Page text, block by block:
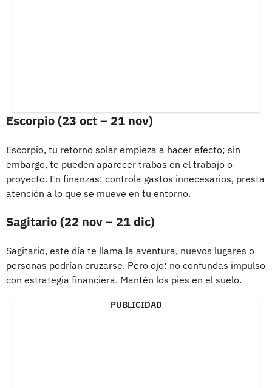
Escorpio (23 oct – 21 nov)
Escorpio, tu retorno solar empieza a hacer efecto; sin
embargo, te pueden aparecer trabas en el trabajo o
proyecto. En finanzas: controla gastos innecesarios, presta
atención a lo que se mueve en tu entorno.
Sagitario (22 nov – 21 dic)
Sagitario, este día te llama la aventura, nuevos lugares o
personas podrían cruzarse. Pero ojo: no confundas impulso
con estrategia financiera. Mantén los pies en el suelo.
PUBLICIDAD